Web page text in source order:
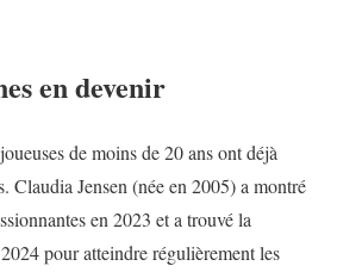
en devenir
de moins de 20 ans ont déjà
Claudia Jensen (née en 2005) a montré
en 2023 et a trouvé la
pour atteindre régulièrement les